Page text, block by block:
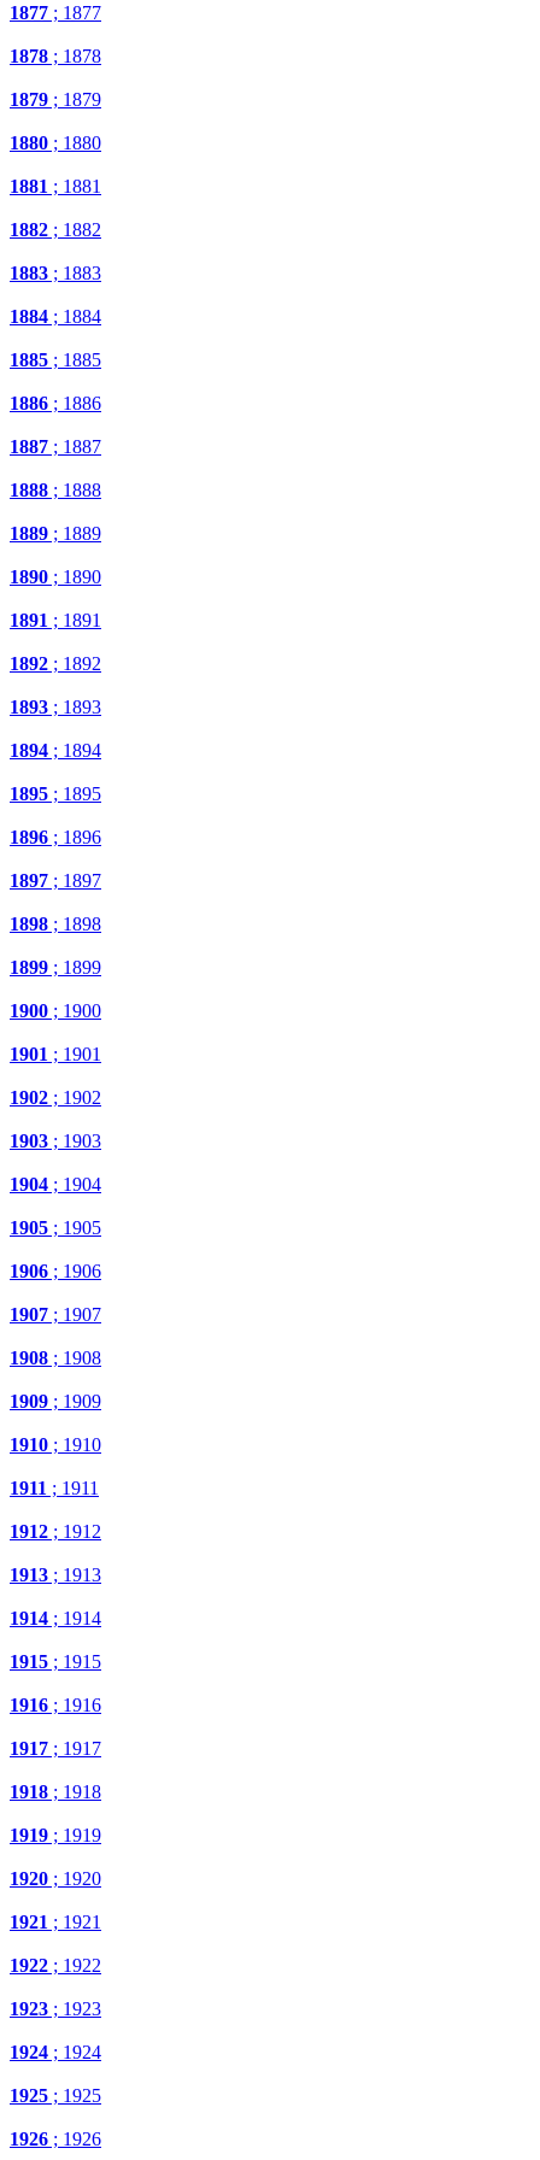
1877 ; 1877
1878 ; 1878
1879 ; 1879
1880 ; 1880
1881 ; 1881
1882 ; 1882
1883 ; 1883
1884 ; 1884
1885 ; 1885
1886 ; 1886
1887 ; 1887
1888 ; 1888
1889 ; 1889
1890 ; 1890
1891 ; 1891
1892 ; 1892
1893 ; 1893
1894 ; 1894
1895 ; 1895
1896 ; 1896
1897 ; 1897
1898 ; 1898
1899 ; 1899
1900 ; 1900
1901 ; 1901
1902 ; 1902
1903 ; 1903
1904 ; 1904
1905 ; 1905
1906 ; 1906
1907 ; 1907
1908 ; 1908
1909 ; 1909
1910 ; 1910
1911 ; 1911
1912 ; 1912
1913 ; 1913
1914 ; 1914
1915 ; 1915
1916 ; 1916
1917 ; 1917
1918 ; 1918
1919 ; 1919
1920 ; 1920
1921 ; 1921
1922 ; 1922
1923 ; 1923
1924 ; 1924
1925 ; 1925
1926 ; 1926